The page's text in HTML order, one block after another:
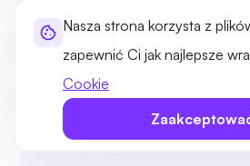
Nasza strona korzysta z
zapewnić Ci jak najlepsze
Cookie